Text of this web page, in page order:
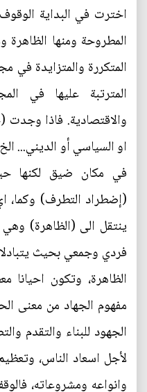
اخترت في البداية
المطروحة ومنها
المتكررة والمتزايدة في
المترتبة عليها في
والاقتصادية. فاذا وجدت
او السياسي أو الديني...
في مكان ضيق لكنها
(إضطراد التطرف) وكما،
ينتقل الى (الظاهرة)
فردي وجمعي بحيث
الظاهرة، وتكون احيانا
مفهوم الجهاد من معنى
الجهود للبناء والتقدم
لأجل اسعاد الناس،
وانواعه ومشروعاته،